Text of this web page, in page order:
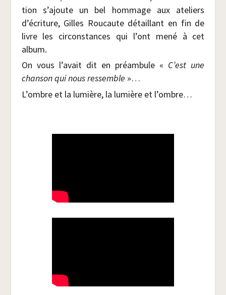
tion s’ajoute un bel hom­mage aux ate­liers
d’écriture, Gilles Rou­caute détaillant en fin de
livre les cir­cons­tances qui l’ont mené à cet
album.
On vous l’avait dit en pré­am­bule « C’est une
chan­son qui nous res­semble »…
L’ombre et la lumière, la lumière et l’ombre…